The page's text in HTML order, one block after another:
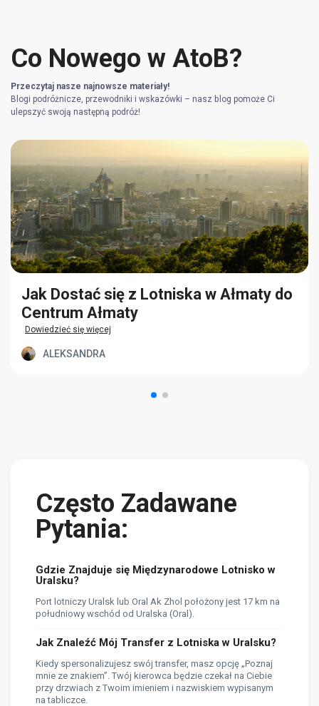
Co Nowego w AtoB?
Przeczytaj nasze najnowsze materiały!
Blogi podróżnicze, przewodniki i wskazówki – nasz blog pomoże Ci
ulepszyć swoją następną podróż!
Jak Dostać się z Lotniska w Ałmaty do
Centrum Ałmaty
Dowiedzieć się więcej
ALEKSANDRA
Często Zadawane
Pytania:
Gdzie Znajduje się Międzynarodowe Lotnisko w
Uralsku?
Port lotniczy Uralsk lub Oral Ak Zhol położony jest 17 km na
południowy wschód od Uralska (Oral).
Jak Znaleźć Mój Transfer z Lotniska w Uralsku?
Kiedy spersonalizujesz swój transfer, masz opcję „Poznaj
mnie ze znakiem”. Twój kierowca będzie czekał na Ciebie
przy drzwiach z Twoim imieniem i nazwiskiem wypisanym
na tabliczce.